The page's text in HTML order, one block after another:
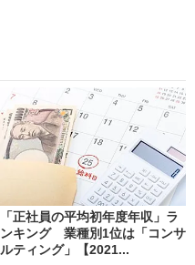
「正社員の平均初年度年収」ラ
ンキング 業種別1位は「コンサ
ルティング」【2021...